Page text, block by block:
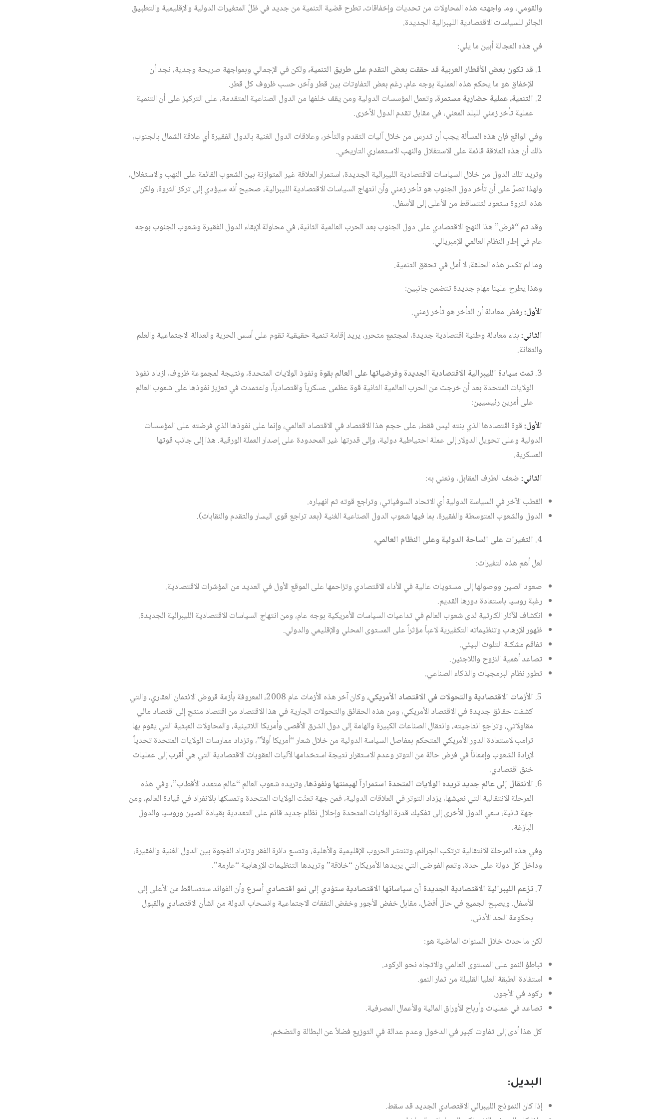
والقومي، وما واجهته هذه المحاولات من تحديات وإخفاقات، تطرح قضية التنمية من جديد في ظلّ المتغيرات الدولية والإقليمية والتطبيق
الجائر للسياسات الاقتصادية الليبرالية الجديدة.
في هذه العجالة أبين ما يلي:
قد تكون بعض الأقطار العربية قد حققت بعض التقدم على طريق التنمية، ولكن في الإجمالي وبمواجهة صريحة وجدية، نجد أن
الإخفاق هو ما يحكم هذه العملية بوجه عام، رغم بعض التفاوتات بين قطر وآخر، حسب ظروف كل قطر.
التنمية، عملية حضارية مستمرة، وتعمل المؤسسات الدولية ومن يقف خلفها من الدول الصناعية المتقدمة، على التركيز على أن التنمية
عملية تأخر زمني للبلد المعني، في مقابل تقدم الدول الأخرى.
وفي الواقع فإن هذه المسألة يجب أن تدرس من خلال آليات التقدم والتأخر، وعلاقات الدول الغنية بالدول الفقيرة أي علاقة الشمال بالجنوب،
ذلك أن هذه العلاقة قائمة على الاستغلال والنهب الاستعماري التاريخي.
وتريد تلك الدول من خلال السياسات الاقتصادية الليبرالية الجديدة، استمرار العلاقة غير المتوازنة بين الشعوب القائمة على النهب والاستغلال،
ولهذا تصرّ على أن تأخر دول الجنوب هو تأخر زمني وأن انتهاج السياسات الاقتصادية الليبرالية، صحيح أنه سيؤدي إلى تركز الثروة، ولكن
هذه الثروة ستعود لتتساقط من الأعلى إلى الأسفل.
وقد تم “فرض” هذا النهج الاقتصادي على دول الجنوب بعد الحرب العالمية الثانية، في محاولة لإبقاء الدول الفقيرة وشعوب الجنوب بوجه
عام في إطار النظام العالمي الإمبريالي.
وما لم تكسر هذه الحلقة، لا أمل في تحقق التنمية.
وهذا يطرح علينا مهام جديدة تتضمن جانبين:
الأول:رفض معادلة أن التأخر هو تأخر زمني.
الثاني:بناء معادلة وطنية اقتصادية جديدة، لمجتمع متحرر، يريد إقامة تنمية حقيقية تقوم على أسس الحرية والعدالة الاجتماعية والعلم
والتقانة.
تمت سيادة الليبرالية الاقتصادية الجديدة وفرضياتها على العالم بقوة ونفوذ الولايات المتحدة، ونتيجة لمجموعة ظروف، ازداد نفوذ
الولايات المتحدة بعد أن خرجت من الحرب العالمية الثانية قوة عظمى عسكرياً واقتصادياً، واعتمدت في تعزيز نفوذها على شعوب العالم
على أمرين رئيسيين:
الأول:قوة اقتصادها الذي بنته ليس فقط، على حجم هذا الاقتصاد في الاقتصاد العالمي، وإنما على نفوذها الذي فرضته على المؤسسات
الدولية وعلى تحويل الدولار إلى عملة احتياطية دولية، وإلى قدرتها غير المحدودة على إصدار العملة الورقية. هذا إلى جانب قوتها
العسكرية.
الثاني:ضعف الطرف المقابل، ونعني به:
القطب الآخر في السياسة الدولية أي الاتحاد السوفياتي، وتراجع قوته ثم انهياره.
الدول والشعوب المتوسطة والفقيرة، بما فيها شعوب الدول الصناعية الغنية (بعد تراجع قوى اليسار والتقدم والنقابات).
التغيرات على الساحة الدولية وعلى النظام العالمي،
لعل أهم هذه التغيرات:
صعود الصين ووصولها إلى مستويات عالية في الأداء الاقتصادي وتزاحمها على الموقع الأول في العديد من المؤشرات الاقتصادية.
رغبة روسيا باستعادة دورها القديم.
انكشاف الآثار الكارثية لدى شعوب العالم في تداعيات السياسات الأمريكية بوجه عام، ومن انتهاج السياسات الاقتصادية الليبرالية الجديدة.
ظهور الإرهاب وتنظيماته التكفيرية لاعباً مؤثراً على المستوى المحلي والإقليمي والدولي.
تفاقم مشكلة التلوث البيئي.
تصاعد أهمية النزوح واللاجئين.
تطور نظام البرمجيات والذكاء الصناعي.
الأزمات الاقتصادية والتحولات في الاقتصاد الأمريكي،
وكان آخر هذه الأزمات عام 2008، المعروفة بأزمة قروض الائتمان العقاري، والتي
كشفت حقائق جديدة في الاقتصاد الأمريكي، ومن هذه الحقائق والتحولات الجارية في هذا الاقتصاد من اقتصاد منتج إلى اقتصاد مالي
مقاولاتي، وتراجع انتاجيته، وانتقال الصناعات الكبيرة والهامة إلى دول الشرق الأقصى وأمريكا اللاتينية، والمحاولات العبثية التي يقوم بها
ترامب لاستعادة الدور الأمريكي المتحكم بمفاصل السياسة الدولية من خلال شعار “أمريكا أولاً”، وتزداد ممارسات الولايات المتحدة تحدياً
لإرادة الشعوب وإمعاناً في فرض حالة من التوتر وعدم الاستقرار نتيجة استخدامها لآليات العقوبات الاقتصادية التي هي أقرب إلى عمليات
خنق اقتصادي.
الانتقال إلى عالم جديد تريده الولايات المتحدة استمراراً لهيمنتها ونفوذها، وتريده شعوب العالم “عالم متعدد الأقطاب”، وفي هذه
المرحلة الانتقالية التي نعيشها، يزداد التوتر في العلاقات الدولية، فمن جهة تعنّت الولايات المتحدة وتمسكها بالانفراد في قيادة العالم، ومن
جهة ثانية، سعي الدول الأخرى إلى تفكيك قدرة الولايات المتحدة وإحلال نظام جديد قائم على التعددية بقيادة الصين وروسيا والدول
البازغة.
وفي هذه المرحلة الانتقالية ترتكب الجرائم، وتنتشر الحروب الإقليمية والأهلية، وتتسع دائرة الفقر وتزداد الفجوة بين الدول الغنية والفقيرة،
وداخل كل دولة على حدة، وتعم الفوضى التي يريدها الأمريكان “خلاقة” وتريدها التنظيمات الإرهابية “عارمة”.
تزعم الليبرالية الاقتصادية الجديدة أن سياساتها الاقتصادية ستؤدي إلى نمو اقتصادي أسرع وأن الفوائد ستتساقط من الأعلى إلى
الأسفل. ويصبح الجميع في حال أفضل، مقابل خفض الأجور وخفض النفقات الاجتماعية وانسحاب الدولة من الشأن الاقتصادي والقبول
بحكومة الحد الأدنى.
لكن ما حدث خلال السنوات الماضية هو:
تباطؤ النمو على المستوى العالمي والاتجاه نحو الركود.
استفادة الطبقة العليا القليلة من ثمار النمو.
ركود في الأجور.
تصاعد في عمليات وأرباح الأوراق المالية والأعمال المصرفية.
كل هذا أدى إلى تفاوت كبير في الدخول وعدم عدالة في التوزيع فضلاً عن البطالة والتضخم.
البديل:
إذا كان النموذج الليبرالي الاقتصادي الجديد قد سقط.